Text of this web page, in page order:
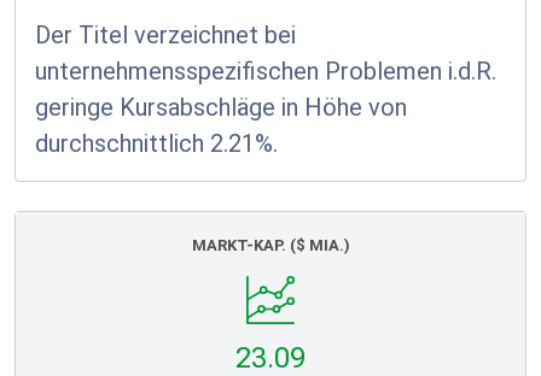
Der Titel verzeichnet bei
unternehmensspezifischen Problemen i.d.R.
geringe Kursabschläge in Höhe von
durchschnittlich 2.21%.
MARKT-KAP. ($ MIA.)
23.09